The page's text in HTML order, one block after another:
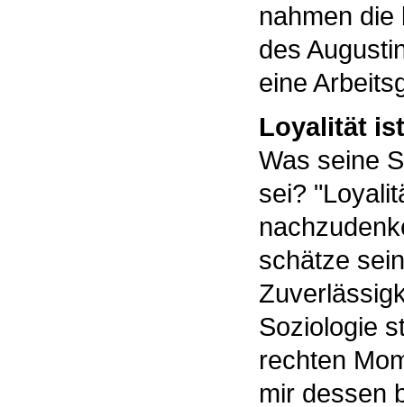
nahmen
des
eine
Loyalität
Was seine
sei?
schätze
Soziologie
rechten
mir dessen